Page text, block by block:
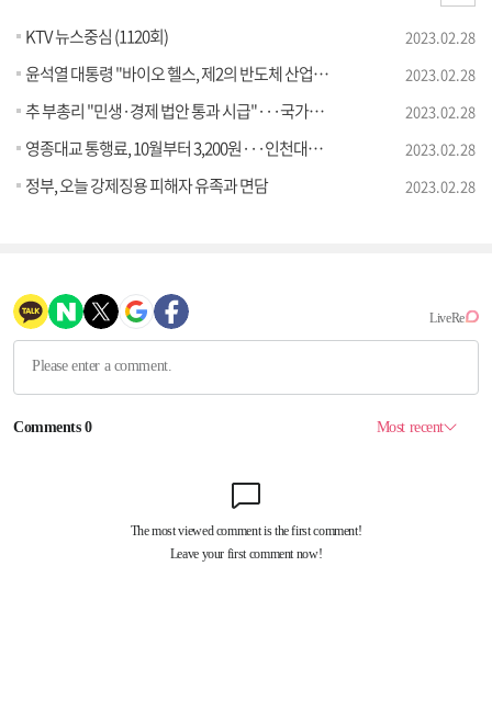
KTV 뉴스중심 (1120회) 2023.02.28
윤석열 대통령 "바이오 헬스, 제2의 반도체 산업으로" 2023.02.28
추 부총리 "민생·경제 법안 통과 시급"···국가보훈부 승격 2023.02.28
영종대교 통행료, 10월부터 3,200원···인천대교는 25년까지 인하 2023.02.28
정부, 오늘 강제징용 피해자 유족과 면담 2023.02.28